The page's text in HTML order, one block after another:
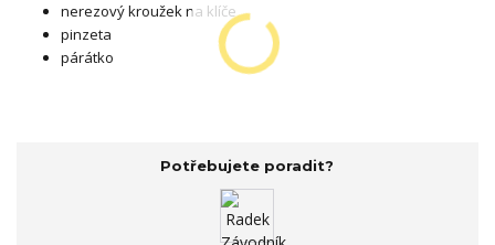
nerezový kroužek na klíče
pinzeta
párátko
Potřebujete poradit?